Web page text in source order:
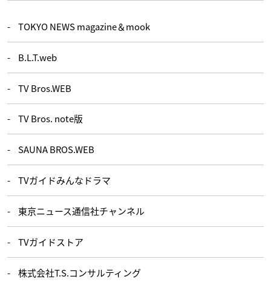
TOKYO NEWS magazine＆mook
B.L.T.web
TV Bros.WEB
TV Bros. note版
SAUNA BROS.WEB
TVガイドみんなドラマ
東京ニュース通信社チャンネル
TVガイドストア
株式会社T.S.コンサルティング